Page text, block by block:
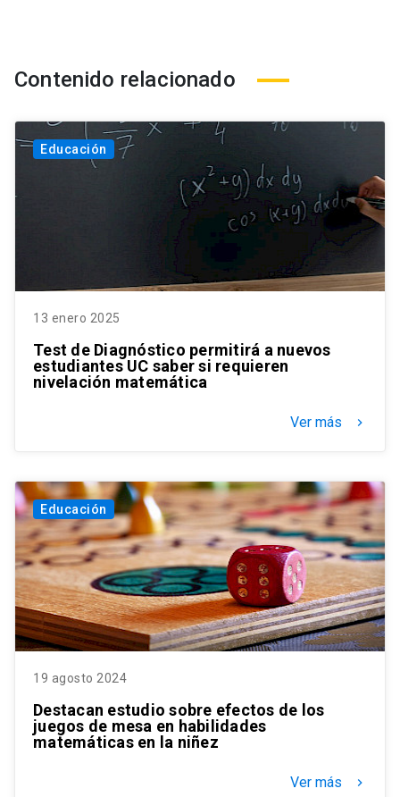
Contenido relacionado
Educación
13 enero 2025
Test de Diagnóstico permitirá a nuevos
estudiantes UC saber si requieren
nivelación matemática
Ver más keyboard_arrow_right
Educación
19 agosto 2024
Destacan estudio sobre efectos de los
juegos de mesa en habilidades
matemáticas en la niñez
Ver más keyboard_arrow_right